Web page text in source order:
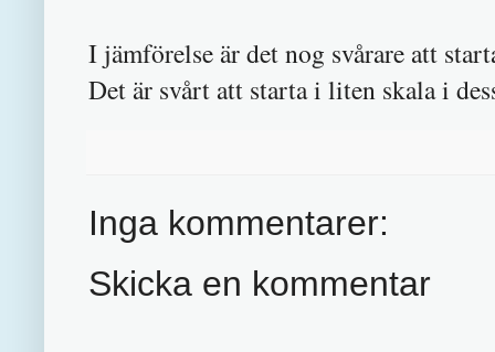
I jämförelse är det nog svårare att
Det är svårt att starta i liten skala i
Inga kommentarer:
Skicka en kommentar